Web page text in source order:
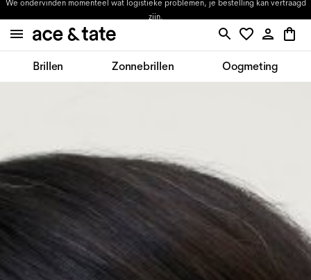
We ondervinden momenteel wat logistieke problemen, je bestelling kan vertraagd
zijn.
Brillen Zonnebrillen Oogmeting